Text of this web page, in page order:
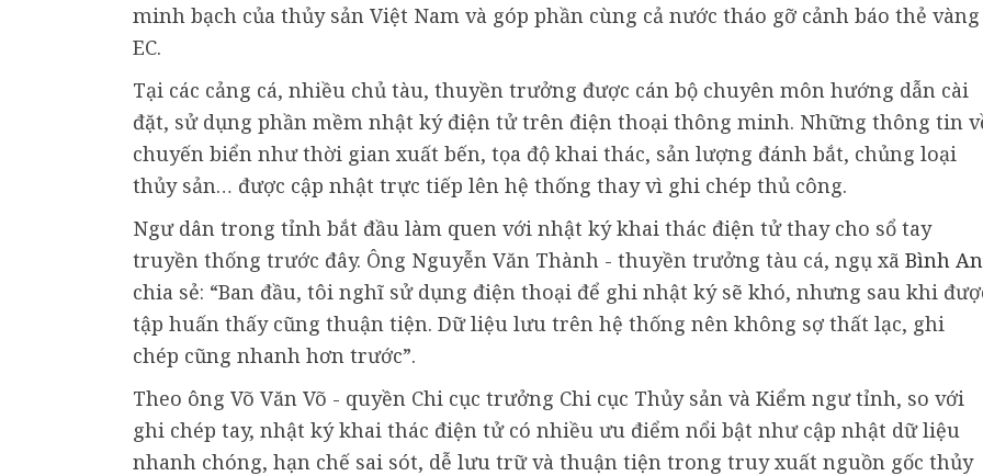
minh bạch của thủy sản Việt Nam và góp phần cùng cả nước tháo gỡ cảnh báo thẻ vàng
EC.
Tại các cảng cá, nhiều chủ tàu, thuyền trưởng được cán bộ chuyên môn hướng dẫn cài
đặt, sử dụng phần mềm nhật ký điện tử trên điện thoại thông minh. Những thông tin
chuyến biển như thời gian xuất bến, tọa độ khai thác, sản lượng đánh bắt, chủng loại
thủy sản… được cập nhật trực tiếp lên hệ thống thay vì ghi chép thủ công.
Ngư dân trong tỉnh bắt đầu làm quen với nhật ký khai thác điện tử thay cho sổ tay
truyền thống trước đây. Ông Nguyễn Văn Thành - thuyền trưởng tàu cá, ngụ xã Bình An
chia sẻ: “Ban đầu, tôi nghĩ sử dụng điện thoại để ghi nhật ký sẽ khó, nhưng sau khi
tập huấn thấy cũng thuận tiện. Dữ liệu lưu trên hệ thống nên không sợ thất lạc, ghi
chép cũng nhanh hơn trước”.
Theo ông Võ Văn Võ - quyền Chi cục trưởng Chi cục Thủy sản và Kiểm ngư tỉnh, so với
ghi chép tay, nhật ký khai thác điện tử có nhiều ưu điểm nổi bật như cập nhật dữ liệu
nhanh chóng, hạn chế sai sót, dễ lưu trữ và thuận tiện trong truy xuất nguồn gốc thủy